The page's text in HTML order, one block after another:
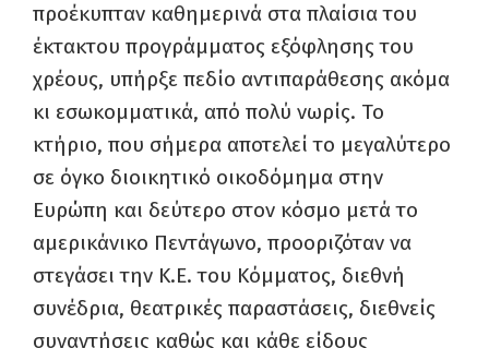
προέκυπταν καθημερινά στα πλαίσια του
έκτακτου προγράμματος εξόφλησης του
χρέους, υπήρξε πεδίο αντιπαράθεσης ακόμα
κι εσωκομματικά, από πολύ νωρίς. Το
κτήριο, που σήμερα αποτελεί το μεγαλύτερο
σε όγκο διοικητικό οικοδόμημα στην
Ευρώπη και δεύτερο στον κόσμο μετά το
αμερικάνικο Πεντάγωνο, προοριζόταν να
στεγάσει την Κ.Ε. του Κόμματος, διεθνή
συνέδρια, θεατρικές παραστάσεις, διεθνείς
συναντήσεις καθώς και κάθε είδους